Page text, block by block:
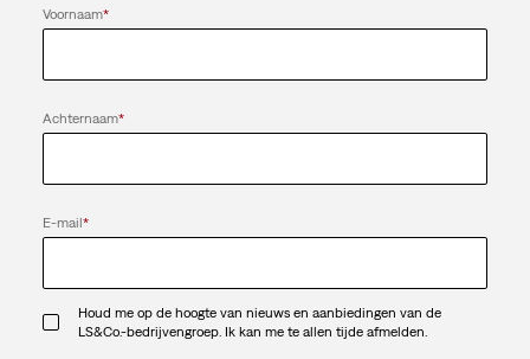
Voornaam*
Achternaam*
E-mail*
Houd me op de hoogte van nieuws en aanbiedingen van de
LS&Co.-bedrijvengroep. Ik kan me te allen tijde afmelden.